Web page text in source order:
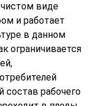
виде
и работает
в данном
ограничивается
состав рабочего